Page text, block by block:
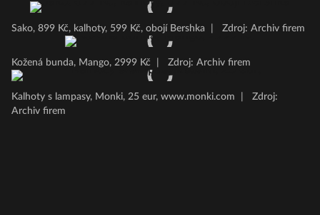
Sako, 899 Kč, kalhoty, 599 Kč, obojí Bershka Zdroj: Archiv firem
Kožená bunda, Mango, 2999 Kč Zdroj: Archiv firem
Kalhoty s lampasy, Monki, 25 eur, www.monki.com
Zdroj:
Archiv firem